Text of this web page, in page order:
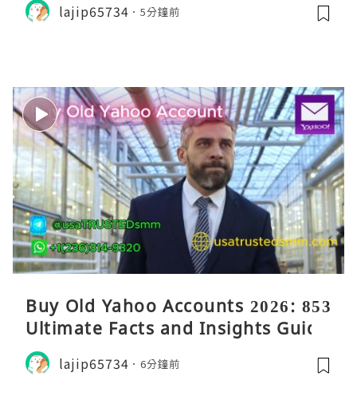
lajip65734 5分鐘前
Buy Old Yahoo Accounts 2026: 853
Ultimate Facts and Insights Guide
lajip65734 6分鐘前